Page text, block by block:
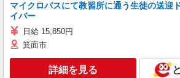
マイクロバスにて教習所に通う生徒の送迎
イバー
日給 15,850円
箕面市
詳細を見る